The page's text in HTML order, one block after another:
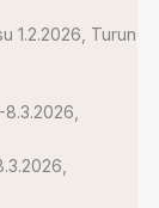
1.2.2026, Turun
8.3.2026,